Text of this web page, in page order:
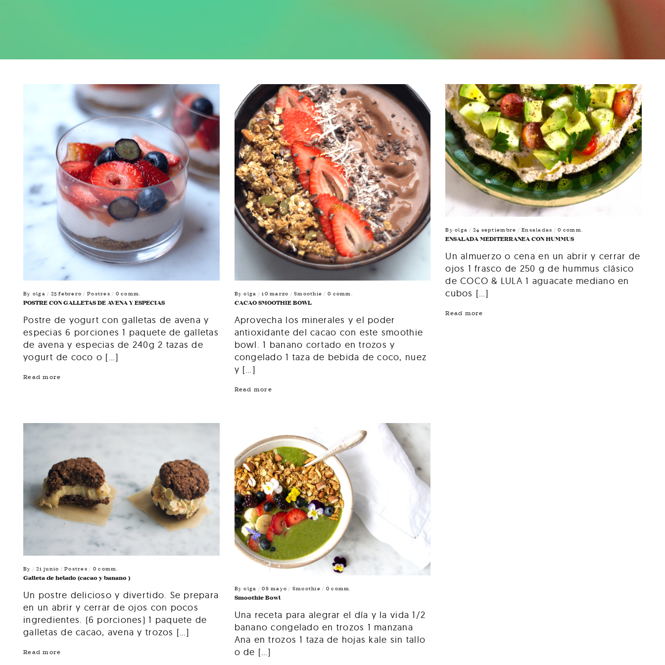
By olga / 25 febrero / Postres / 0 comm.
POSTRE CON GALLETAS DE AVENA Y ESPECIAS
Postre de yogurt con galletas de avena y
especias 6 porciones 1 paquete de galletas
de avena y especias de 240g 2 tazas de
yogurt de coco o […]
Read more
Byolga / 10 marzo /Smoothie / 0 comm.
CACAO SMOOTHIE BOWL
Aprovecha los minerales y el poder
antioxidante del cacao con este smoothie
bowl. 1 banano cortado en trozos y
congelado 1 taza de bebida de coco, nuez
y […]
Read more
Byolga / 24 septiembre /Ensaladas / 0 comm.
ENSALADA MEDITERRANEA CON HUMMUS
Un almuerzo o cena en un abrir y cerrar de
ojos 1 frasco de 250 g de hummus clásico
de COCO & LULA 1 aguacate mediano en
cubos […]
Read more
By / 21 junio /Postres / 0 comm.
Galleta de helado (cacao y banano )
Un postre delicioso y divertido. Se prepara
en un abrir y cerrar de ojos con pocos
ingredientes. (6 porciones) 1 paquete de
galletas de cacao, avena y trozos […]
Read more
Byolga / 08 mayo / Smoothie / 0 comm.
Smoothie Bowl
Una receta para alegrar el día y la vida 1/2
banano congelado en trozos 1 manzana
Ana en trozos 1 taza de hojas kale sin tallo
o de […]